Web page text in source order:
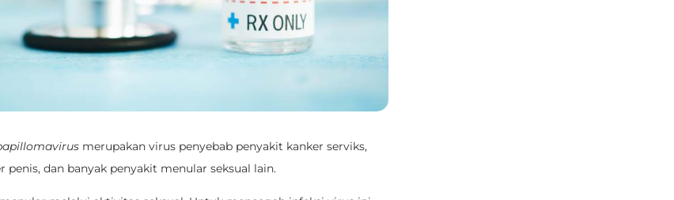
merupakan virus penyebab penyakit kanker serviks,
penis, dan banyak penyakit menular seksual lain.